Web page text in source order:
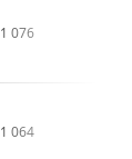
1 076
1 064